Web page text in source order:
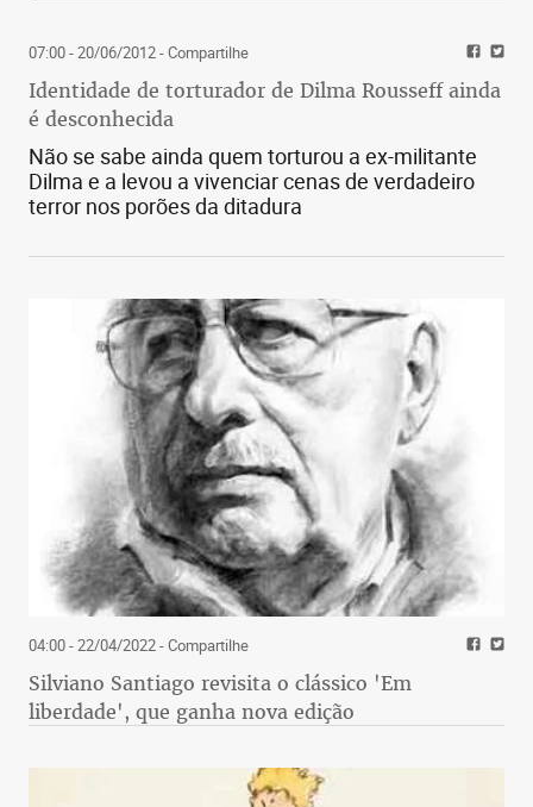
07:00 - 20/06/2012- Compartilhe
Identidade de torturador de Dilma Rousseff ainda
é desconhecida
Não se sabe ainda quem torturou a ex-militante
Dilma e a levou a vivenciar cenas de verdadeiro
terror nos porões da ditadura
04:00 - 22/04/2022- Compartilhe
Silviano Santiago revisita o clássico 'Em
liberdade', que ganha nova edição